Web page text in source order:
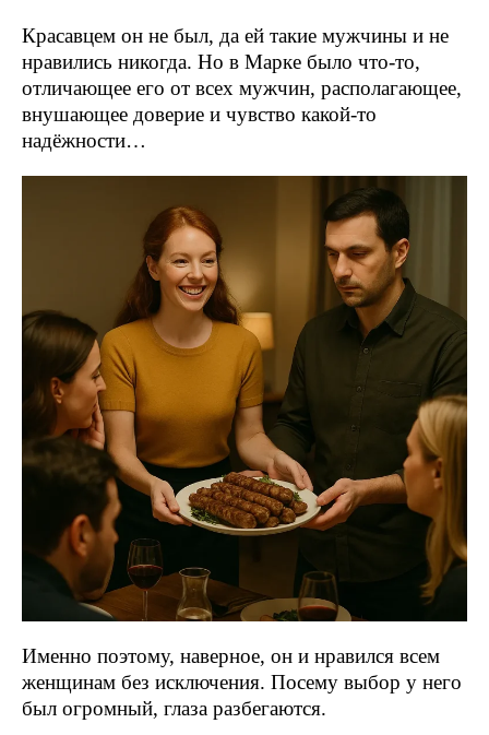
Красавцем он не был, да ей такие мужчины и не
нравились никогда. Но в Марке было что-то,
отличающее его от всех мужчин, располагающее,
внушающее доверие и чувство какой-то
надёжности…
Именно поэтому, наверное, он и нравился всем
женщинам без исключения. Посему выбор у него
был огромный, глаза разбегаются.